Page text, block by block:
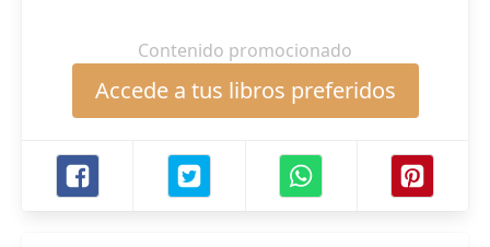
Contenido promocionado
Accede a tus libros preferidos